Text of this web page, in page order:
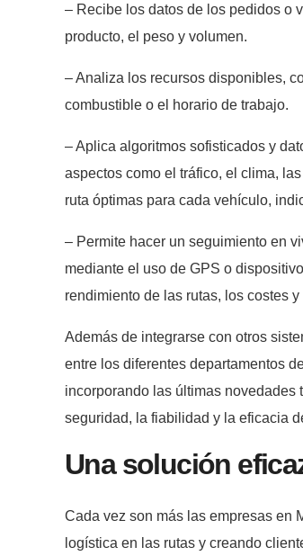
– Recibe los datos de los pedidos o
producto, el peso y volumen.
– Analiza los recursos disponibles,
combustible o el horario de trabajo.
– Aplica algoritmos sofisticados y
aspectos como el tráfico, el clima,
ruta óptimas para cada vehículo,
– Permite hacer un seguimiento en
mediante el uso de GPS o
rendimiento de las rutas, los costes
Además de integrarse con otros
entre los diferentes departamentos
incorporando las últimas novedades
seguridad, la fiabilidad y la eficacia
Una solución
Cada vez son más las empresas en
logística en las rutas y creando